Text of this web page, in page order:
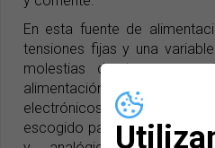
En esta fuente de
tensiones fijas y una
molestias de tener que
alimentación para el
electrónicos. El valor de
escogido para que permitan